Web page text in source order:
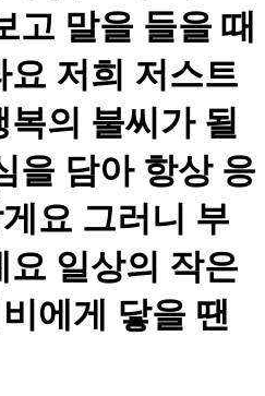
고 말을 들을 때
요 저희 저스트
의 불씨가 될
을 담아 항상 응
요 그러니 부
요 일상의 작은
에게 닿을 땐